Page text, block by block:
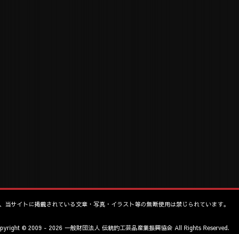
サイトに掲載されている文章・写真・イラスト等の無断使用は禁じられています。
© 2009 - 2026 一般財団法人 伝統的工芸品産業振興協会 All Rights Reserved.